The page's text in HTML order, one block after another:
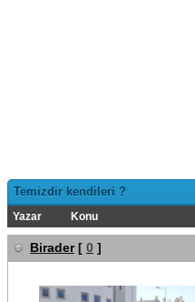
Temizdir kendileri ?
Yazar Konu
Birader [ 0 ]